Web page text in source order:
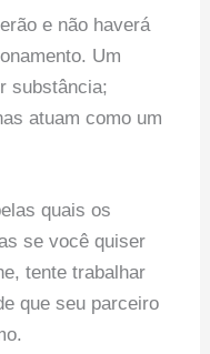
e não haverá
Um
substância;
atuam como um
quais os
se você quiser
tente trabalhar
que seu parceiro